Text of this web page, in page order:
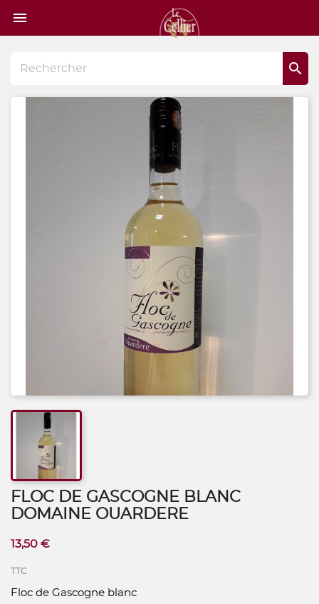


FLOC DE GASCOGNE BLANC
DOMAINE OUARDERE
13,50 €
TTC
Floc de Gascogne blanc